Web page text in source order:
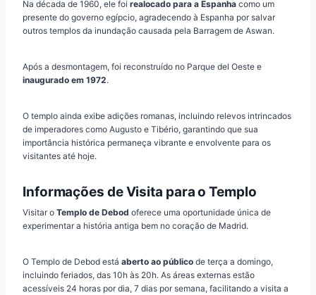
Na década de 1960, ele foi realocado para a Espanha como um
presente do governo egípcio, agradecendo à Espanha por salvar
outros templos da inundação causada pela Barragem de Aswan.
Após a desmontagem, foi reconstruído no Parque del Oeste e
inaugurado em 1972.
O templo ainda exibe adições romanas, incluindo relevos intrincados
de imperadores como Augusto e Tibério, garantindo que sua
importância histórica permaneça vibrante e envolvente para os
visitantes até hoje.
Informações de Visita para o Templo
Visitar o Templo de Debod oferece uma oportunidade única de
experimentar a história antiga bem no coração de Madrid.
O Templo de Debod está aberto ao público de terça a domingo,
incluindo feriados, das 10h às 20h. As áreas externas estão
acessíveis 24 horas por dia, 7 dias por semana, facilitando a visita a